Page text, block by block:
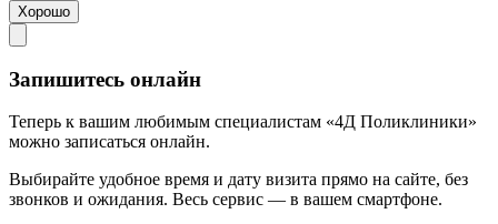
Хорошо
Запишитесь онлайн
Теперь к вашим любимым специалистам «4Д Поликлиники»
можно записаться онлайн.
Выбирайте удобное время и дату визита прямо на сайте, без
звонков и ожидания. Весь сервис — в вашем смартфоне.